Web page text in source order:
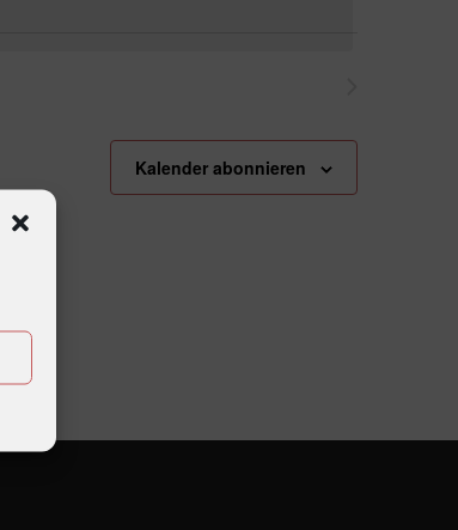
Kalender abonnieren